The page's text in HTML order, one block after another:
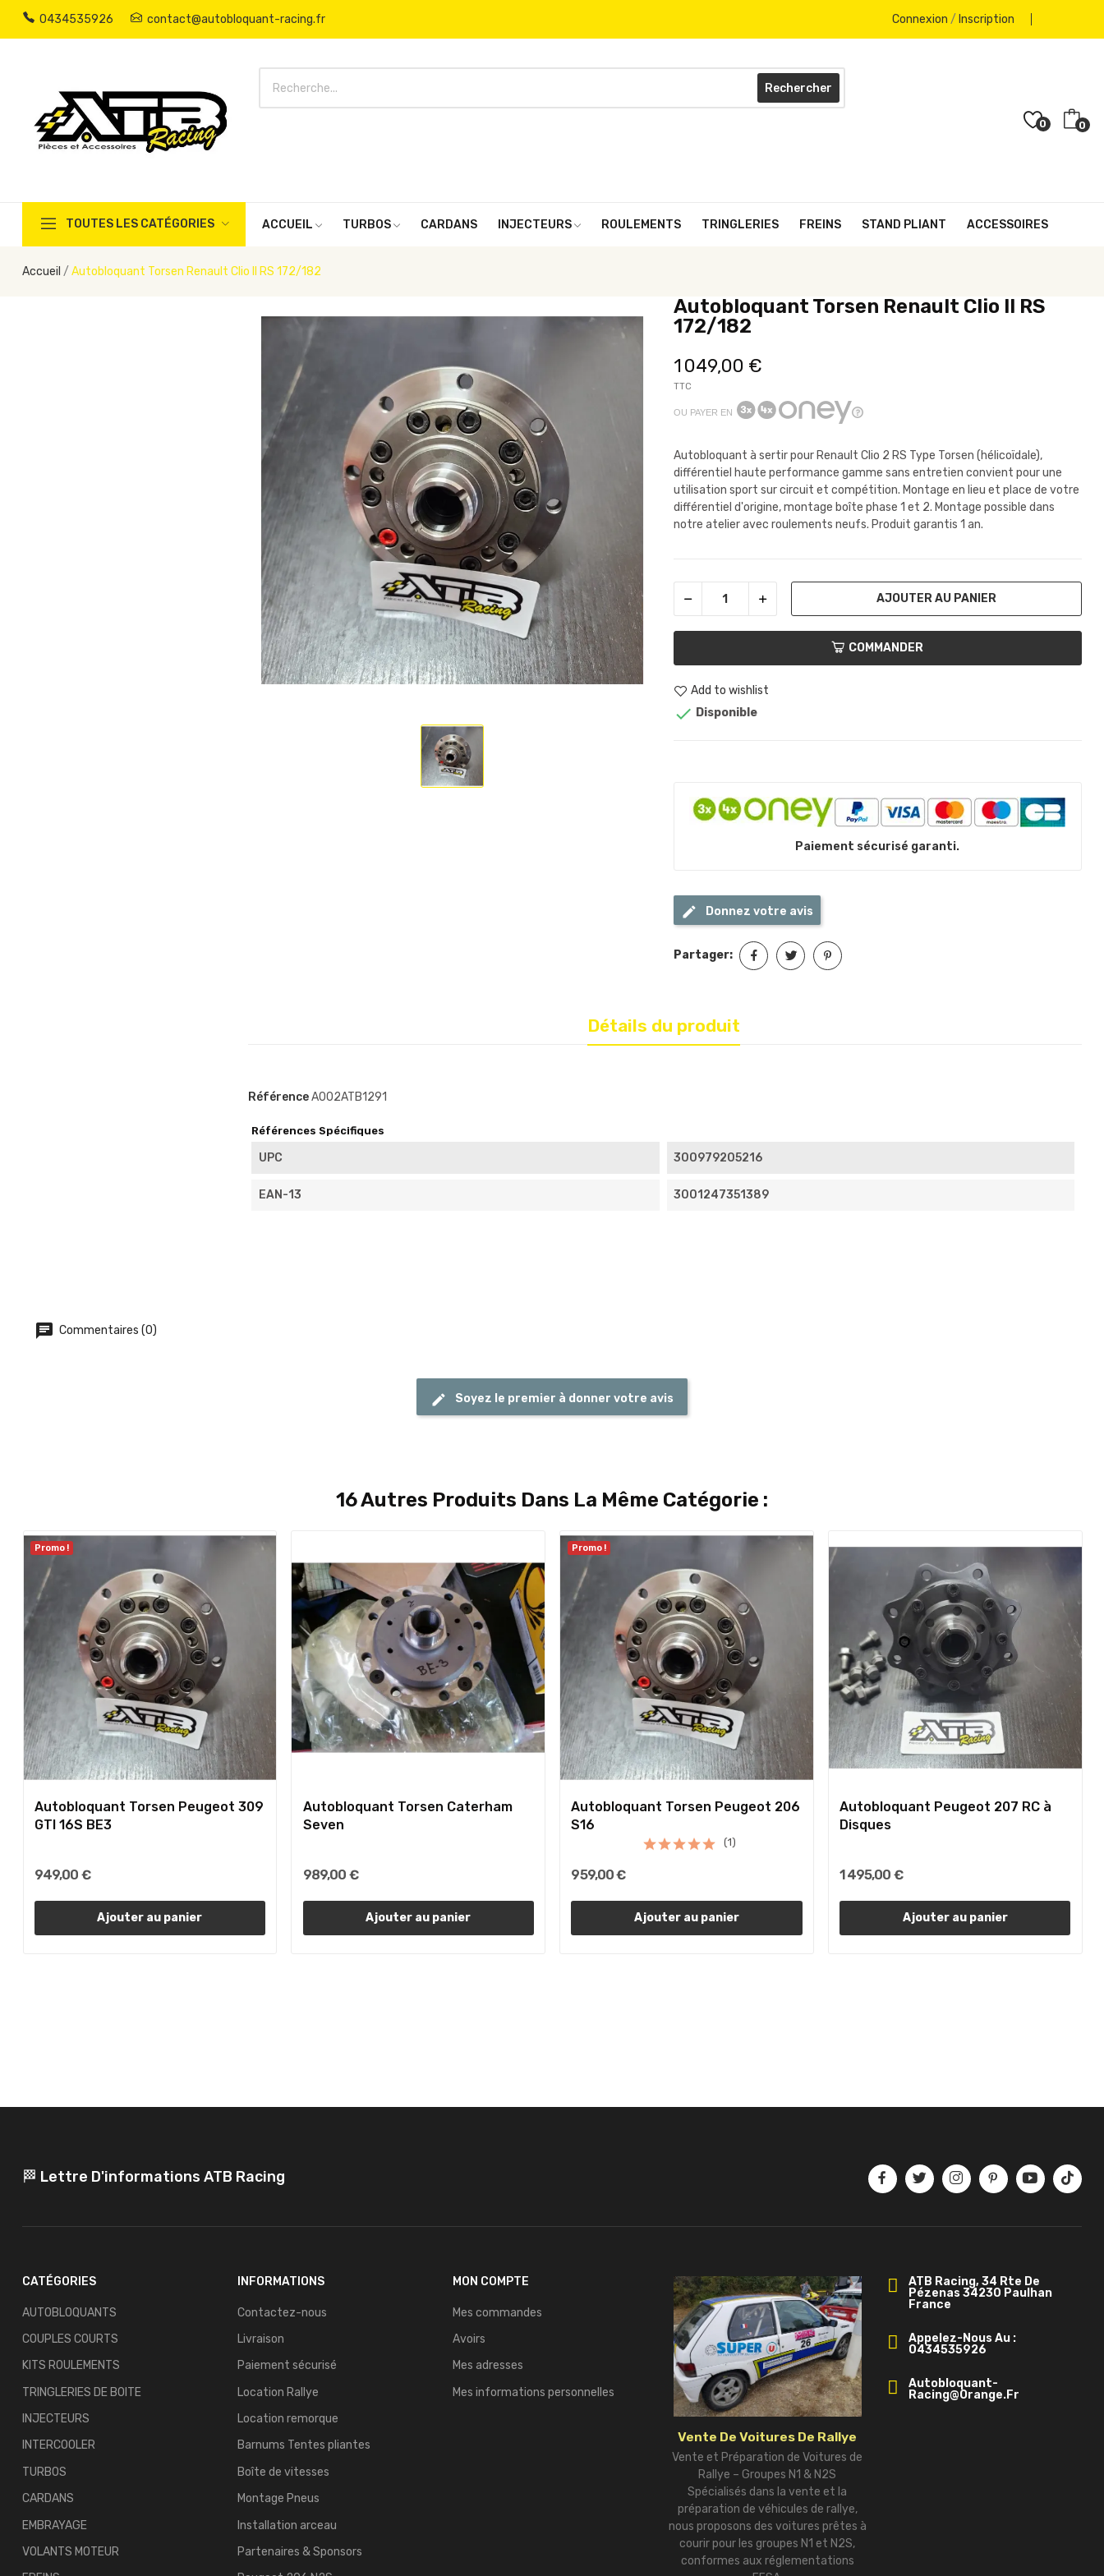
0434535926 contact@autobloquant-racing.fr Connexion / Inscription
Rechercher
0 0
TOUTES LES CATÉGORIES ACCUEIL TURBOS CARDANS INJECTEURS ROULEMENTS TRINGLERIES FREINS STAND PLIANT ACCESSOIRES
Accueil Autobloquant Torsen Renault Clio II RS 172/182
Autobloquant Torsen Renault Clio II RS
172/182
1 049,00 €
TTC
OU PAYER EN
Autobloquant à sertir pour Renault Clio 2 RS Type Torsen (hélicoïdale),
différentiel haute performance gamme sans entretien convient pour une
utilisation sport sur circuit et compétition. Montage en lieu et place de votre
différentiel d'origine, montage boîte phase 1 et 2. Montage possible dans
notre atelier avec roulements neufs. Produit garantis 1 an.
AJOUTER AU PANIER
COMMANDER
Add to wishlist
 Disponible
Paiement sécurisé garanti.
Donnez votre avis
Partager:
Détails du produit
RéférenceA002ATB1291
Références Spécifiques
UPC 300979205216
EAN-13 3001247351389
Commentaires (0)
Soyez le premier à donner votre avis
16 Autres Produits Dans La Même Catégorie :
Promo !
Autobloquant Torsen Peugeot 309
GTI 16S BE3
949,00 €
Ajouter au panier
Autobloquant Torsen Caterham
Seven
989,00 €
Ajouter au panier
Promo !
Autobloquant Torsen Peugeot 206
S16
(1)
959,00 €
Ajouter au panier
Autobloquant Peugeot 207 RC à
Disques
1 495,00 €
Ajouter au panier
🏁 Lettre D'informations ATB Racing
CATÉGORIES
AUTOBLOQUANTS
COUPLES COURTS
KITS ROULEMENTS
TRINGLERIES DE BOITE
INJECTEURS
INTERCOOLER
TURBOS
CARDANS
EMBRAYAGE
VOLANTS MOTEUR
INFORMATIONS
Contactez-nous
Livraison
Paiement sécurisé
Location Rallye
Location remorque
Barnums Tentes pliantes
Boîte de vitesses
Montage Pneus
Installation arceau
Partenaires & Sponsors
MON COMPTE
Mes commandes
Avoirs
Mes adresses
Mes informations personnelles
Vente De Voitures De Rallye
Vente et Préparation de Voitures de
Rallye – Groupes N1 & N2S
Spécialisés dans la vente et la
préparation de véhicules de rallye,
nous proposons des voitures prêtes à
courir pour les groupes N1 et N2S,
conformes aux réglementations
ATB Racing, 34 Rte De
Pézenas 34230 Paulhan
France
Appelez-Nous Au :
0434535926
Autobloquant-
Racing@orange.fr